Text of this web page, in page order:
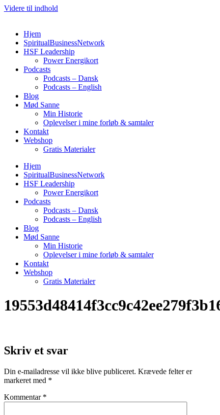
Videre til indhold
Hjem
SpiritualBusinessNetwork
HSF Leadership
Power Energikort
Podcasts
Podcasts – Dansk
Podcasts – English
Blog
Mød Sanne
Min Historie
Oplevelser i mine forløb & samtaler
Kontakt
Webshop
Gratis Materialer
Hjem
SpiritualBusinessNetwork
HSF Leadership
Power Energikort
Podcasts
Podcasts – Dansk
Podcasts – English
Blog
Mød Sanne
Min Historie
Oplevelser i mine forløb & samtaler
Kontakt
Webshop
Gratis Materialer
Skriv et svar
Din e-mailadresse vil ikke blive publiceret. Krævede felter er
markeret med *
Kommentar *